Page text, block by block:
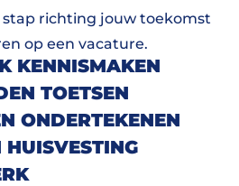
stap richting jouw toekomst
op een vacature.
KENNISMAKEN
TOETSEN
ONDERTEKENEN
HUISVESTING